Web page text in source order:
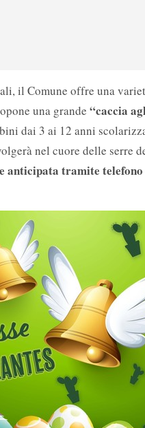
il Comune offre una
una grande “caccia
dai 3 ai 12 anni
nel cuore delle serre
tramite telefono